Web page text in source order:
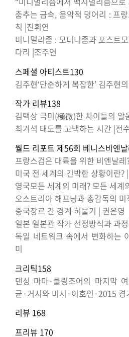
춤추는 금속, 음악적 덩어리 : 프
칙 |진휘연
미니멀리즘 : 모더니즘과 포스트
다리 |조주연
스페셜 아티스트130
김주현‘단순하게 복잡한’ 김주현
작가 리뷰138
김택상 극미(極微)한 차이들의 알
최기석 태도를 고백하는 시간 |전
월드 리포트 제56회 베니스비엔
프랑스검은 대륙을 위한 비엔날레
미국 전 세계의 긴박한 상황이란?
영국모든 세계의 미래? 모든 세계
오스트리아 해프닝과 총감독의
중국장르 간 경계 허물기 | 권은영
일본 일본관 작가 선정방식과 과
독일 네트워크 속에서 변화하는
미
크리틱158
댄싱 마마·클링조어의 마지막
균·거시와 미시·이호인·2015 경
리뷰 168
프리뷰 170